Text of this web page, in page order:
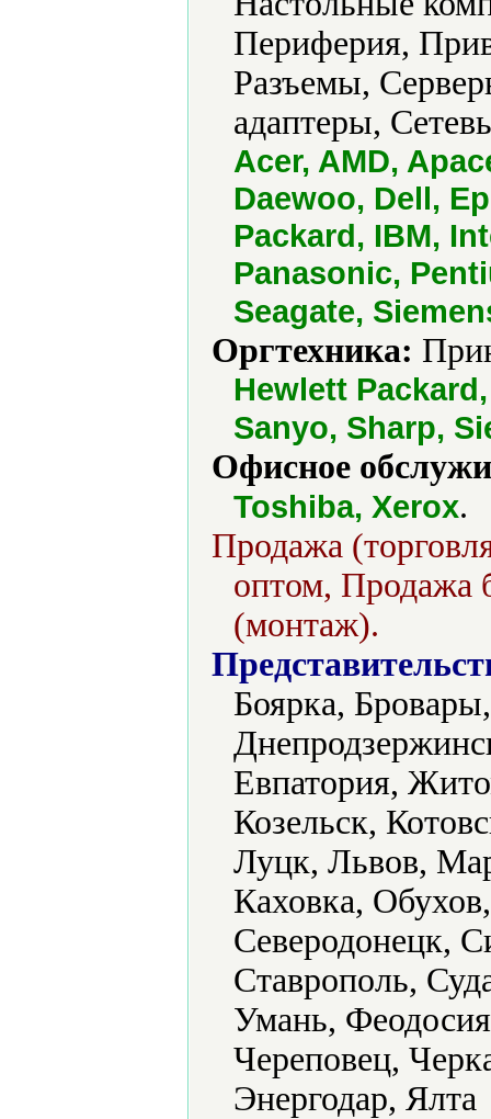
Периферия,
Разъемы,
адаптеры,
Acer, AMD,
Daewoo, Dell,
Packard, IBM,
Panasonic,
Seagate,
Оргтехника:
Hewlett
Sanyo, Sharp,
Офисное
Toshiba, Xerox.
Продажа
оптом, Продажа
(монтаж).
Боярка,
Евпатория,
Козельск,
Луцк, Львов,
Каховка,
Северодонецк,
Ставрополь,
Умань,
Череповец,
Энергодар, Ялта